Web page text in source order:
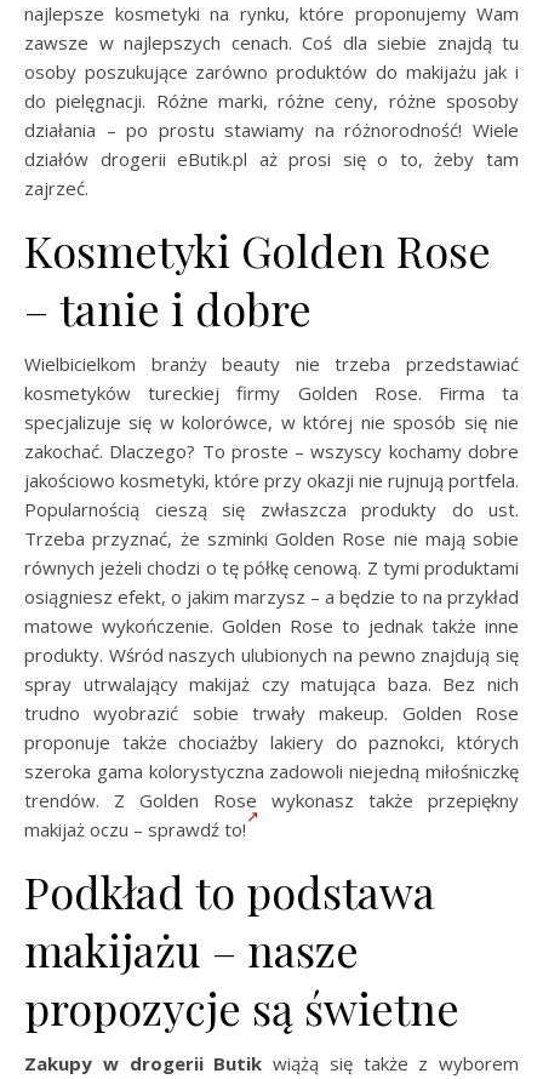
najlepsze kosmetyki na rynku, które proponujemy Wam
zawsze w najlepszych cenach. Coś dla siebie znajdą tu
osoby poszukujące zarówno produktów do makijażu jak i
do pielęgnacji. Różne marki, różne ceny, różne sposoby
działania – po prostu stawiamy na różnorodność! Wiele
działów drogerii eButik.pl aż prosi się o to, żeby tam
zajrzeć.
Kosmetyki Golden Rose
– tanie i dobre
Wielbicielkom branży beauty nie trzeba przedstawiać
kosmetyków tureckiej firmy Golden Rose. Firma ta
specjalizuje się w kolorówce, w której nie sposób się nie
zakochać. Dlaczego? To proste – wszyscy kochamy dobre
jakościowo kosmetyki, które przy okazji nie rujnują portfela.
Popularnością cieszą się zwłaszcza produkty do ust.
Trzeba przyznać, że szminki Golden Rose nie mają sobie
równych jeżeli chodzi o tę półkę cenową. Z tymi produktami
osiągniesz efekt, o jakim marzysz – a będzie to na przykład
matowe wykończenie. Golden Rose to jednak także inne
produkty. Wśród naszych ulubionych na pewno znajdują się
spray utrwalający makijaż czy matująca baza. Bez nich
trudno wyobrazić sobie trwały makeup. Golden Rose
proponuje także chociażby lakiery do paznokci, których
szeroka gama kolorystyczna zadowoli niejedną miłośniczkę
trendów. Z Golden Rose wykonasz także przepiękny
makijaż oczu – sprawdź to!
Podkład to podstawa
makijażu – nasze
propozycje są świetne
Zakupy w drogerii Butik wiążą się także z wyborem